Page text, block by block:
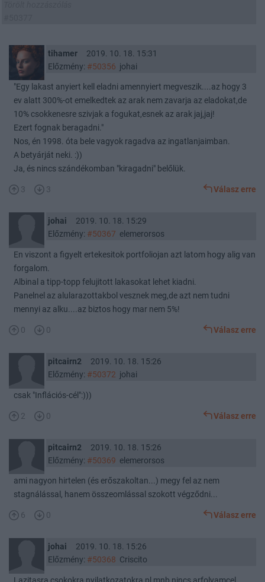
tihamer
2019. 10. 18. 15:31
Előzmény: #50356 johai
"Egy lakast anyiert kell eladni amennyiert megveszik....az hogy 3
ev alatt 300%-ot emelkedtek az arak nem zavarja az eladokat,de
10% csokkenesre szivjak a fogukat,esnek az arak jaj,jaj!
Ezert fognak beragadni."
Nos, én 1998. óta bele vagyok ragadva az ingatlanjaimban.
A betyárját neki. :))
Ja, és nincs szándékomban "kiragadni" belőlük.
3 3 Válasz erre
johai
2019. 10. 18. 15:29
Előzmény: #50367 elemerorsos
En viszont a figyelt ertekesitok portfoliojan azt latom hogy alig van
forgalom.
Albinal a tipp-topp felujitott lakasokat lehet kiadni.
Panelnel az alularazottakbol vesznek meg,de azt nem tudni
mennyi az alku....az biztos hogy mar nem 5%!
0 0 Válasz erre
pitcairn2
2019. 10. 18. 15:26
Előzmény: #50372 johai
csak "Inflációs-cél":)))
2 0 Válasz erre
pitcairn2
2019. 10. 18. 15:26
Előzmény: #50369 elemerorsos
ami nagyon hirtelen (és erőszakoltan...) megy fel az nem
stagnálással, hanem összeomlással szokott végződni...
6 0 Válasz erre
johai
2019. 10. 18. 15:26
Előzmény: #50368 Criscito